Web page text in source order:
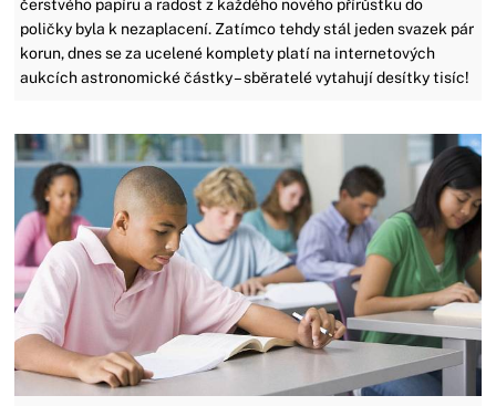
čerstvého papíru a radost z každého nového přírůstku do
poličky byla k nezaplacení. Zatímco tehdy stál jeden svazek pár
korun, dnes se za ucelené komplety platí na internetových
aukcích astronomické částky – sběratelé vytahují desítky tisíc!